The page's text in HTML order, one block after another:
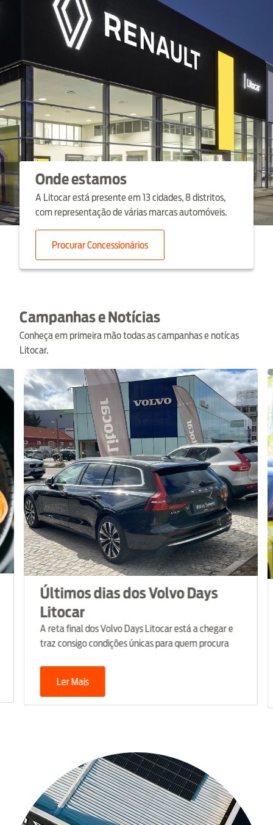
Onde estamos
A Litocar está presente em 13 cidades, 8 distritos,
com representação de várias marcas automóveis.
Procurar Concessionários
Campanhas e Notícias
Conheça em primeira mão todas as campanhas e notícas
Litocar.
dias dos Volvo Days
final dos Volvo Days Litocar está a chegar e
condições únicas para quem procura
feminina de